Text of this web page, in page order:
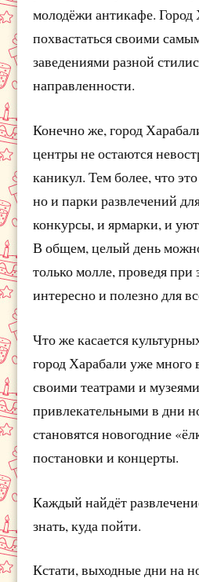
молодёжи антикафе.
похвастаться своими
заведениями разной
направленности.
Конечно же, город
центры не остаются
каникул. Тем более, что
но и парки развлечений
конкурсы, и ярмарки, и
В общем, целый день
только молле, проведя при
интересно и полезно для
Что же касается
город Харабали уже много
своими театрами и
привлекательными в дни
становятся новогодние
постановки и концерты.
Каждый найдёт
знать, куда пойти.
Кстати, выходные дни на